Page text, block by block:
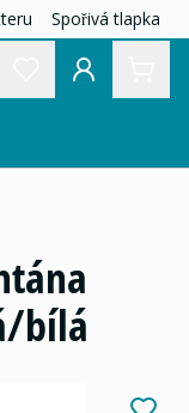
Spořivá tlapka
bílá